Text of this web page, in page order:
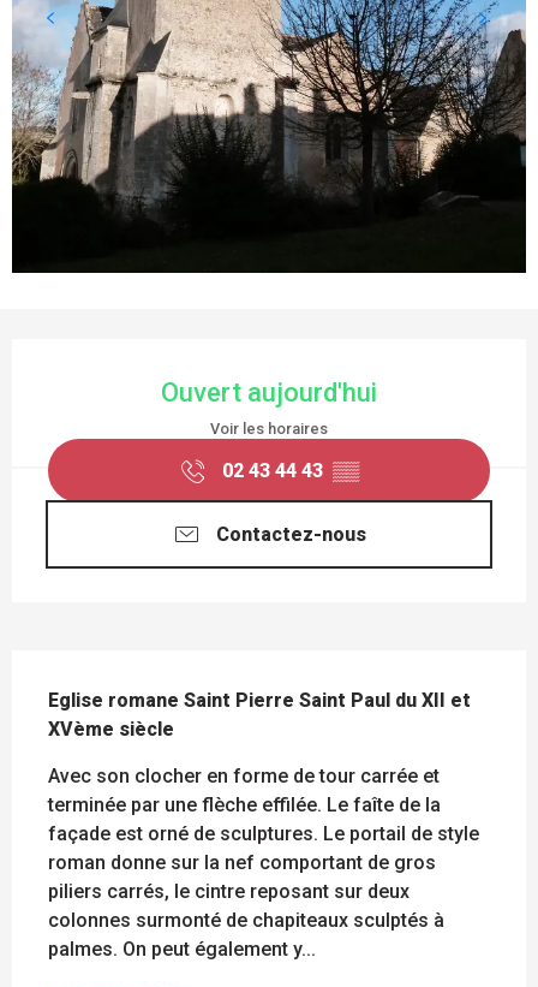
Ouvert aujourd'hui
Voir les horaires
02 43 44 43 ▒▒
Contactez-nous
Eglise romane Saint Pierre Saint Paul du XII et
XVème siècle
Avec son clocher en forme de tour carrée et
terminée par une flèche effilée. Le faîte de la
façade est orné de sculptures. Le portail de style
roman donne sur la nef comportant de gros
piliers carrés, le cintre reposant sur deux
colonnes surmonté de chapiteaux sculptés à
palmes. On peut également y...